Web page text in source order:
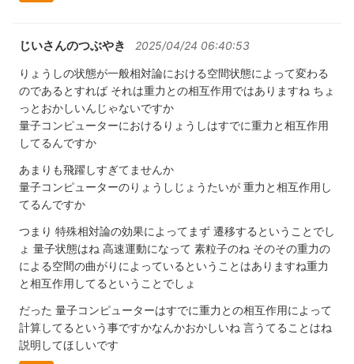
じいさんのつぶやき 2025/04/24 06:40:53
りょうしの状態が一般相対論における空間状態によって変わる
のであるとすれば それは重力との相互作用ではありますね ちょ
っとおかしいんじゃないですか
量子コンピューターにおけるりょうしはすでに重力と相互作用
してるんですか
あまりも飛躍しすぎてませんか
量子コンピューターのりょうしじょうたいが 重力と相互作用し
てるんですか
つまり 特殊相対論の効果によってまず 遷移するということでし
ょ 量子状態はね 高速運動になって 素粒子のね そのその重力の
による空間の曲がりによっているということはありますね重力
と相互作用してるということでしょ
だった 量子コンピューターはすでに重力との相互作用によって
計算してるという事ですかなんかおかしいね 言うてることはね
説明してほしいです